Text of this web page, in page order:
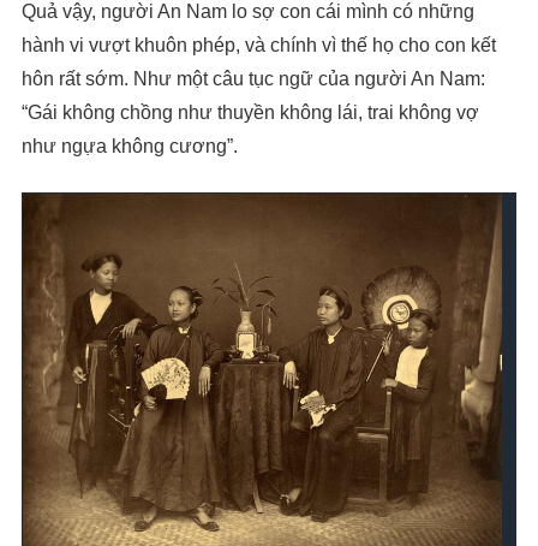
Quả vậy, người An Nam lo sợ con cái mình có những
hành vi vượt khuôn phép, và chính vì thế họ cho con kết
hôn rất sớm. Như một câu tục ngữ của người An Nam:
“Gái không chồng như thuyền không lái, trai không vợ
như ngựa không cương”.